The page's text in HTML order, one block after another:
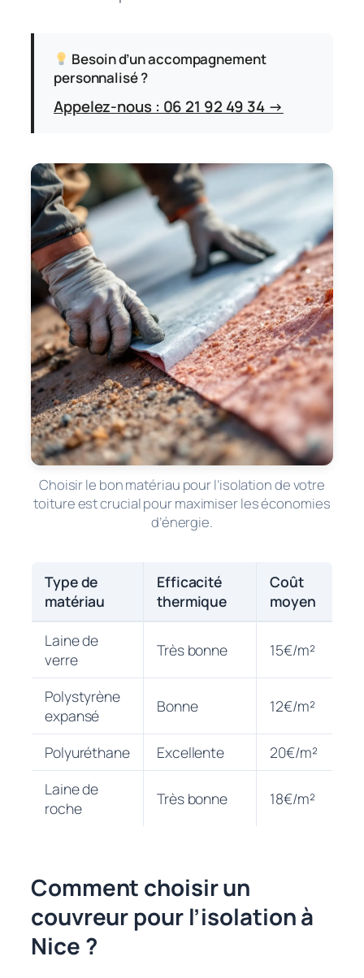
Besoin d’un accompagnement
personnalisé ?
Appelez-nous : 06 21 92 49 34 →
Choisir le bon matériau pour l’isolation de votre
toiture est crucial pour maximiser les économies
d’énergie.
Type de
matériau
Efficacité
thermique
Coût
moyen
Laine de
verre
Très bonne 15€/m²
Polystyrène
expansé
Bonne 12€/m²
Polyuréthane Excellente
20€/m²
Laine de
roche
Très bonne 18€/m²
Comment choisir un
couvreur pour l’isolation à
Nice ?